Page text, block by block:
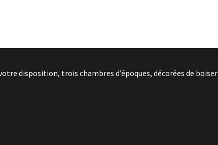
disposition, trois chambres d’époques, décorées de